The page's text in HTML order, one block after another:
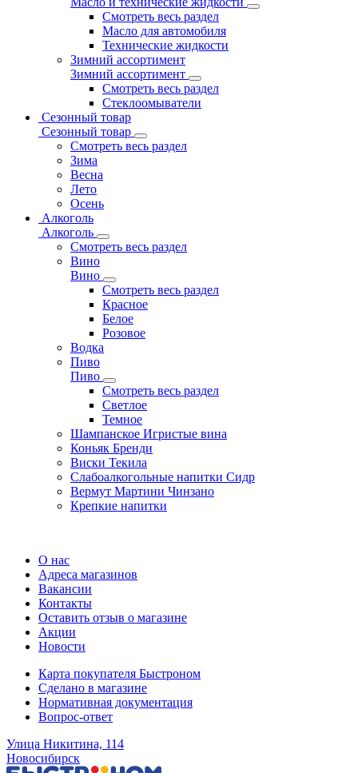
Смотреть весь раздел
Масло для автомобиля
Технические жидкости
Зимний ассортимент
Зимний ассортимент
Смотреть весь раздел
Стеклоомыватели
Сезонный товар
Сезонный товар
Смотреть весь раздел
Зима
Весна
Лето
Осень
Алкоголь
Алкоголь
Смотреть весь раздел
Вино
Вино
Смотреть весь раздел
Красное
Белое
Розовое
Водка
Пиво
Пиво
Смотреть весь раздел
Cветлое
Темное
Шампанское Игристые вина
Коньяк Бренди
Виски Текила
Слабоалкогольные напитки Сидр
Вермут Мартини Чинзано
Крепкие напитки
О нас
Адреса магазинов
Вакансии
Контакты
Оставить отзыв о магазине
Акции
Новости
Карта покупателя Быстроном
Сделано в магазине
Нормативная документация
Вопрос-ответ
Улица Никитина, 114
Новосибирск